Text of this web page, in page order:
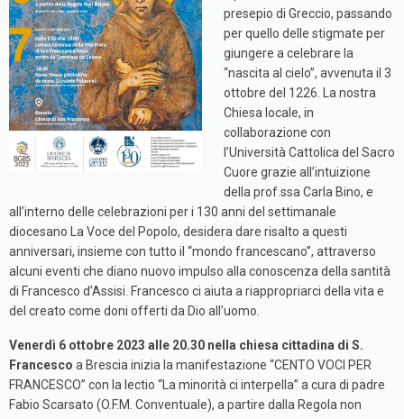
presepio di Greccio, passando
per quello delle stigmate per
giungere a celebrare la
“nascita al cielo”, avvenuta il 3
ottobre del 1226. La nostra
Chiesa locale, in
collaborazione con
l’Università Cattolica del Sacro
Cuore grazie all’intuizione
della prof.ssa Carla Bino, e
all’interno delle celebrazioni per i 130 anni del settimanale
diocesano La Voce del Popolo, desidera dare risalto a questi
anniversari, insieme con tutto il “mondo francescano”, attraverso
alcuni eventi che diano nuovo impulso alla conoscenza della santità
di Francesco d’Assisi. Francesco ci aiuta a riappropriarci della vita e
del creato come doni offerti da Dio all’uomo.
Venerdì 6 ottobre 2023 alle 20.30 nella chiesa cittadina di S.
Francesco a Brescia inizia la manifestazione “CENTO VOCI PER
FRANCESCO” con la lectio “La minorità ci interpella” a cura di padre
Fabio Scarsato (O.F.M. Conventuale), a partire dalla Regola non